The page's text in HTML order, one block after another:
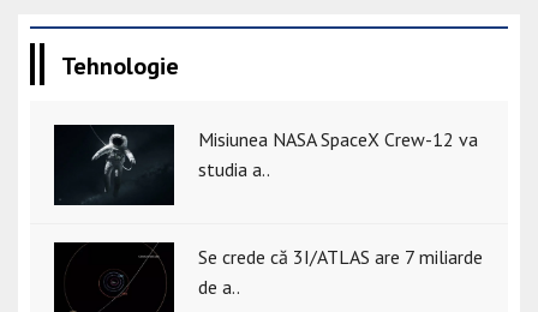
Tehnologie
Misiunea NASA SpaceX Crew-12 va
studia a..
Se crede că 3I/ATLAS are 7 miliarde
de a..